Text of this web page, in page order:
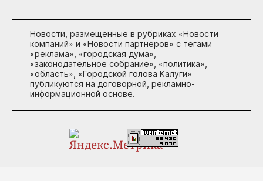
Новости, размещенные в рубриках «Новости
компаний» и «Новости партнеров» с тегами
«реклама», «городская дума»,
«законодательное собрание», «политика»,
«область», «Городской голова Калуги»
публикуются на договорной, рекламно-
информационной основе.